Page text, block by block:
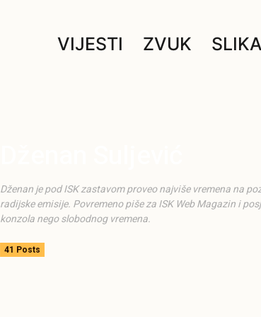
VIJESTI ZVUK SLIKA
Dženan je pod ISK zastavom proveo najviše vremena na
radijske emisije. Povremeno piše za ISK Web Magazin i
konzola nego slobodnog vremena.
41 Posts